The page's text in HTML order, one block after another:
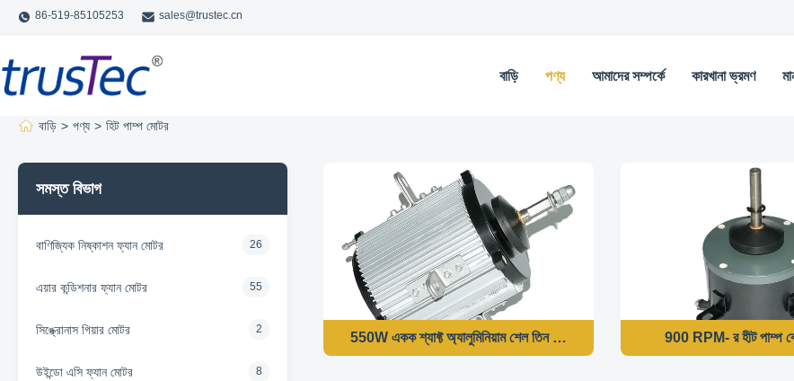
86-519-85105253 sales@trustec.cn
বাড়ি পণ্য আমাদের সম্পর্কে কারখানা ভ্রমণ
বাড়ি > পণ্য > হিট পাম্প মোটর
সমস্ত বিভাগ
বাণিজ্যিক নিষ্কাশন ফ্যান মোটর 26
এয়ার কন্ডিশনার ফ্যান মোটর 55
সিঙ্ক্রোনাস গিয়ার মোটর 2
উইন্ডো এসি ফ্যান মোটর 8
550W একক শ্যাফ্ট অ্যালুমিনিয়াম শেল তিন ফেজ এসি ফ্যান মোটর প্রতিস্থাপন900 RPM- র হীট পাম্প